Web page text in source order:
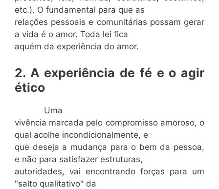
etc.). O fundamental para que as
relações pessoais e comunitárias possam gerar
a vida é o amor. Toda lei fica
aquém da experiência do amor.
2. A experiência de fé e o agir
ético
Uma
vivência marcada pelo compromisso amoroso, o
qual acolhe incondicionalmente, e
que deseja a mudança para o bem da pessoa,
e não para satisfazer estruturas,
autoridades, vai encontrando forças para um
"salto qualitativo" da